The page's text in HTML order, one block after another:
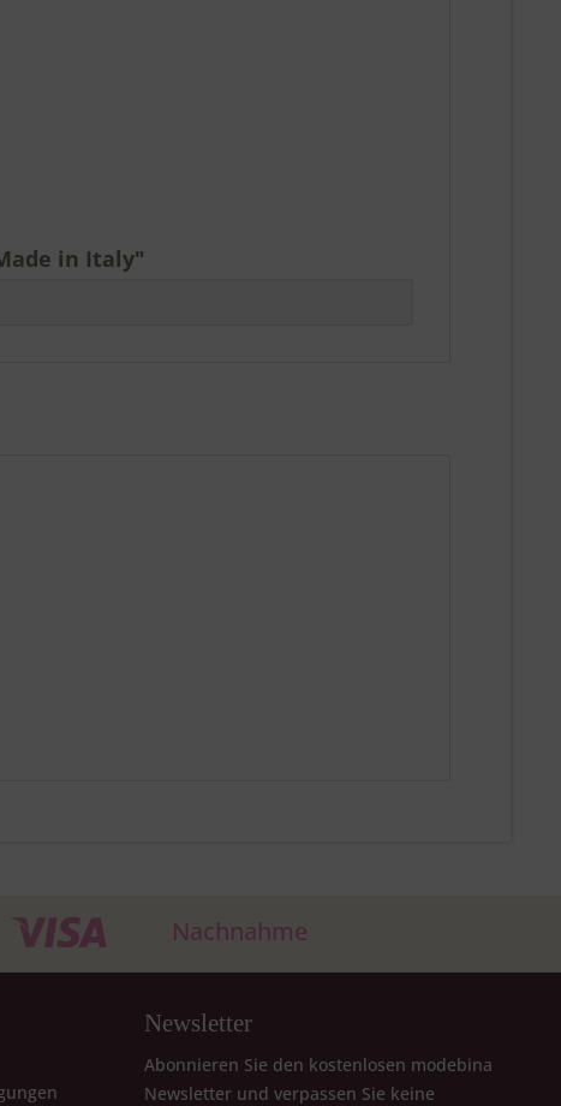
in Italy"
Nachnahme
Newsletter
Abonnieren Sie den kostenlosen modebina
Newsletter und verpassen Sie keine